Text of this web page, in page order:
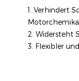
1. Verhindert
2. Widersteht
3. Flexibler